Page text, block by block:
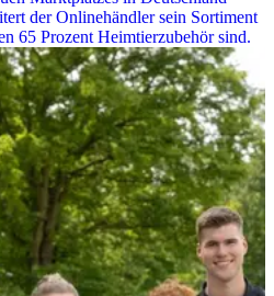
der Onlinehändler sein Sortiment
65 Prozent Heimtierzubehör sind.